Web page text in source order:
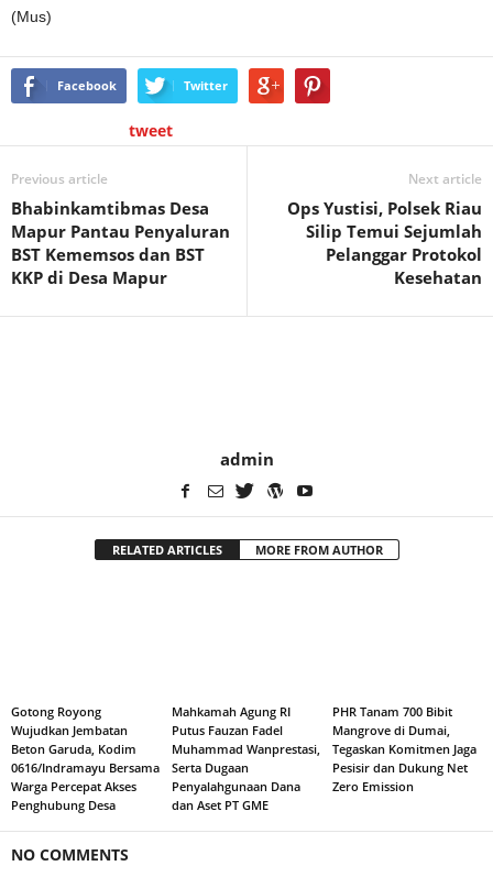
(Mus)
Facebook Twitter
tweet
Previous article
Bhabinkamtibmas Desa
Mapur Pantau Penyaluran
BST Kememsos dan BST
KKP di Desa Mapur
Next article
Ops Yustisi, Polsek Riau
Silip Temui Sejumlah
Pelanggar Protokol
Kesehatan
admin
RELATED ARTICLES MORE FROM AUTHOR
Gotong Royong
Wujudkan Jembatan
Beton Garuda, Kodim
0616/Indramayu Bersama
Warga Percepat Akses
Penghubung Desa
Mahkamah Agung RI
Putus Fauzan Fadel
Muhammad Wanprestasi,
Serta Dugaan
Penyalahgunaan Dana
dan Aset PT GME
PHR Tanam 700 Bibit
Mangrove di Dumai,
Tegaskan Komitmen Jaga
Pesisir dan Dukung Net
Zero Emission
NO COMMENTS